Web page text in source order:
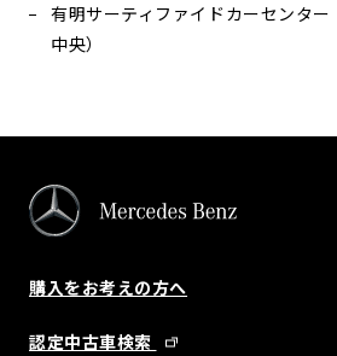
有明サーティファイドカーセンタ
中央）
購入をお考えの方へ
認定中古車検索